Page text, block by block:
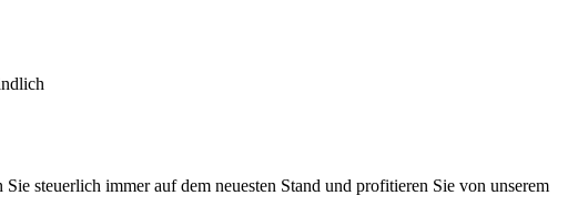
steuerlich immer auf dem neuesten Stand und profitieren Sie von unserem